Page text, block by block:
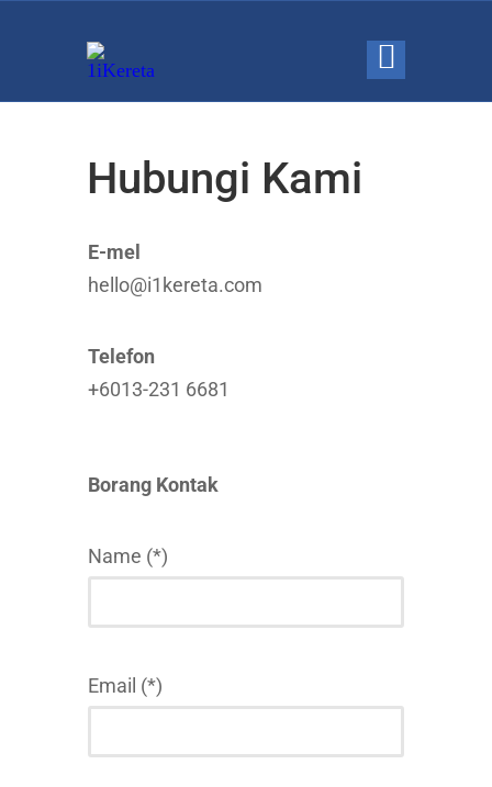
Hubungi Kami
E-mel
hello@i1kereta.com
Telefon
+6013-231 6681
Borang Kontak
Name (*)
Email (*)